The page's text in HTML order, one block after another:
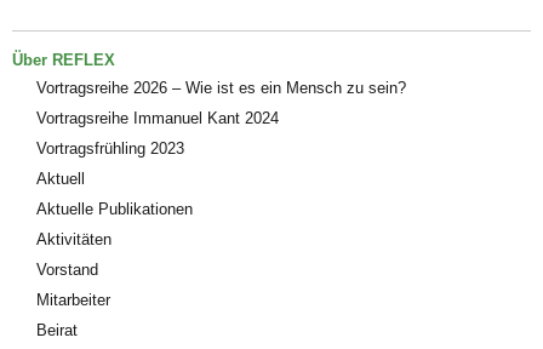
Über REFLEX
Vortragsreihe 2026 – Wie ist es ein Mensch zu sein?
Vortragsreihe Immanuel Kant 2024
Vortragsfrühling 2023
Aktuell
Aktuelle Publikationen
Aktivitäten
Vorstand
Mitarbeiter
Beirat